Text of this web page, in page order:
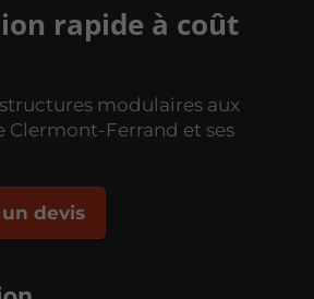
rapide à coût
modulaires aux
Clermont-Ferrand et ses
devis